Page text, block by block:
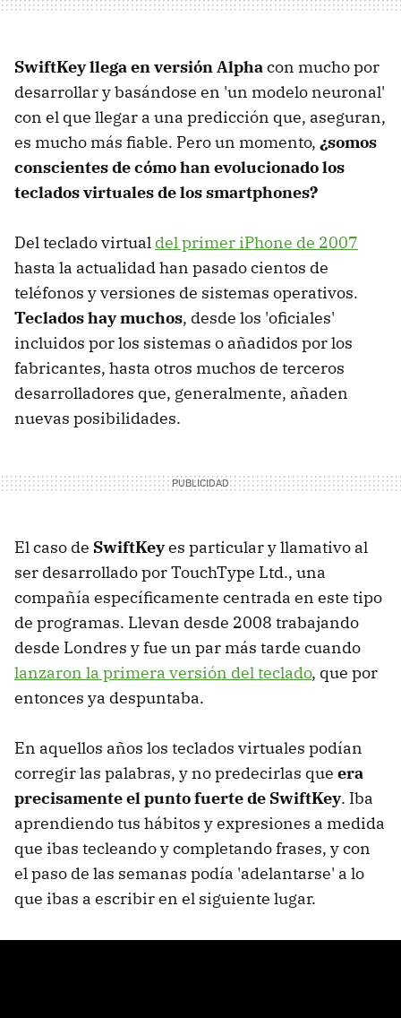
SwiftKey llega en versión Alphacon mucho por
desarrollar y basándose en 'un modelo neuronal'
con el que llegar a una predicción que, aseguran,
es mucho más fiable. Pero un momento, ¿somos
conscientes de cómo han evolucionado los
teclados virtuales de los smartphones?
Del teclado virtual del primer iPhone de 2007
hasta la actualidad han pasado cientos de
teléfonos y versiones de sistemas operativos.
Teclados hay muchos, desde los 'oficiales'
incluidos por los sistemas o añadidos por los
fabricantes, hasta otros muchos de terceros
desarrolladores que, generalmente, añaden
nuevas posibilidades.
El caso de SwiftKeyes particular y llamativo al
ser desarrollado por TouchType Ltd., una
compañía específicamente centrada en este tipo
de programas. Llevan desde 2008 trabajando
desde Londres y fue un par más tarde cuando
lanzaron la primera versión del teclado, que por
entonces ya despuntaba.
En aquellos años los teclados virtuales podían
corregir las palabras, y no predecirlas que era
precisamente el punto fuerte de SwiftKey. Iba
aprendiendo tus hábitos y expresiones a medida
que ibas tecleando y completando frases, y con
el paso de las semanas podía 'adelantarse' a lo
que ibas a escribir en el siguiente lugar.